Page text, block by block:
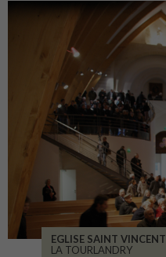
EGLISE SAINT VINCENT
LA TOURLANDRY